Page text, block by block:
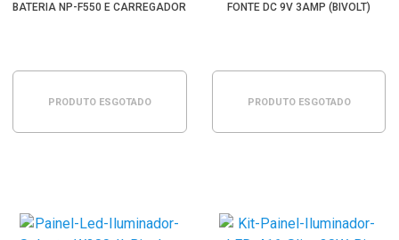
BATERIA NP-F550 E CARREGADOR
PRODUTO ESGOTADO
FONTE DC 9V 3AMP (BIVOLT)
PRODUTO ESGOTADO